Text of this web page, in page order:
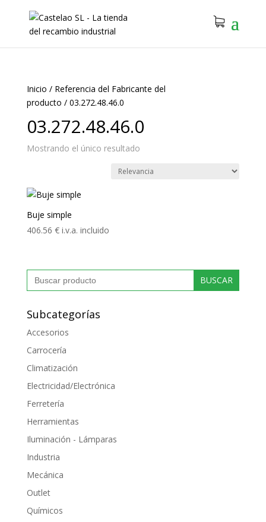
Inicio / Referencia del Fabricante del
producto / 03.272.48.46.0
03.272.48.46.0
Mostrando el único resultado
Buje simple
406.56 € i.v.a. incluido
Buscar:
Subcategorías
Accesorios
Carrocería
Climatización
Electricidad/Electrónica
Ferretería
Herramientas
Iluminación - Lámparas
Industria
Mecánica
Outlet
Químicos